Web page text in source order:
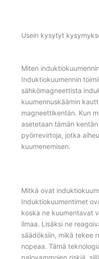
Usein kysytyt
Miten
Induktiokuumennin
sähkömagneettista
kuumennuskäämin
magneettikentän. Kun
asetetaan tämän
pyörrevirtoja, jotka
kuumenemisen.
Mitkä ovat
Induktiokuumentimet
koska ne kuumentavat
ilmaa. Lisäksi ne
säädöksiin, mikä tekee
nopeaa. Tämä
palovammojen riskiä,